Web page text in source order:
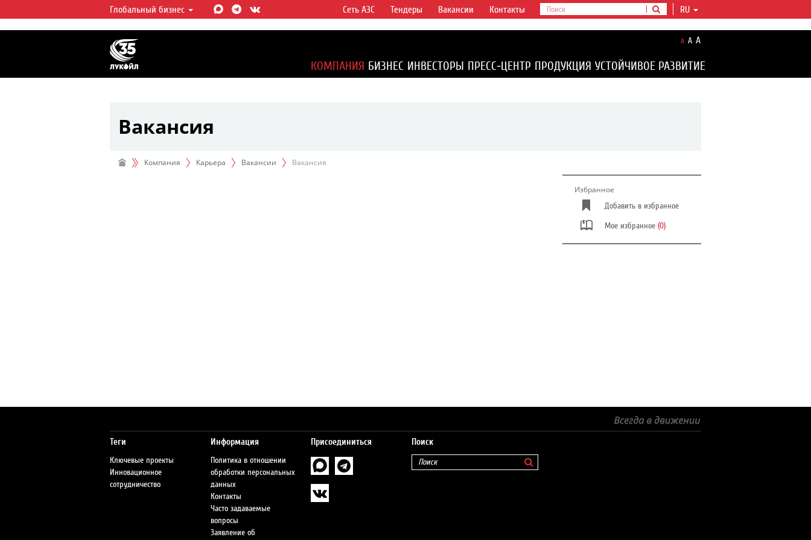
ЛУКОЙЛ СЕГОДНЯ
ЛУКОЙЛ — одна из крупнейших вертикально
интегрированных нефтегазовых компаний в
мире, на долю которой приходится более 2%
мировой добычи нефти и около 1% доказанных
Глобальный бизнес RU
Сеть АЗС Тендеры Вакансии Контакты
A A A
КОМПАНИЯ БИЗНЕС ИНВЕСТОРЫ ПРЕСС-ЦЕНТР ПРОДУКЦИЯ УСТОЙЧИВОЕ РАЗВИТИЕ
Вакансия
Компания Карьера Вакансии Вакансия
Избранное
Добавить в избранное
Мое избранное (0)
Теги
Ключевые проекты
Инновационное
сотрудничество
Информация
Политика в отношении
обработки персональных
данных
Контакты
Часто задаваемые
вопросы
Заявление об
Присоединиться Поиск